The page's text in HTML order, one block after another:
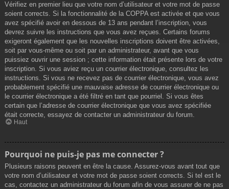
Vérifiez en premier lieu que votre nom d’utilisateur et votre mot de passe
soient corrects. Si la fonctionnalité de la COPPA est activée et que vous
avez spécifié avoir en dessous de 13 ans pendant l’inscription, vous
devrez suivre les instructions que vous avez reçues. Certains forums
exigeront également que les nouvelles inscriptions doivent être activées,
soit par vous-même ou soit par un administrateur, avant que vous
puissiez ouvrir une session ; cette information était présente lors de votre
inscription. Si vous aviez reçu un courrier électronique, consultez les
instructions. Si vous ne recevez pas de courrier électronique, vous avez
probablement spécifié une mauvaise adresse de courrier électronique ou
le courrier électronique a été filtré en tant que pourriel. Si vous êtes
certain que l’adresse de courrier électronique que vous avez spécifiée
était correcte, essayez de contacter un administrateur du forum.
Haut
Pourquoi ne puis-je pas me connecter ?
Plusieurs raisons peuvent en être la cause. Assurez-vous avant tout que
votre nom d’utilisateur et votre mot de passe soient corrects. Si tel est le
cas, contactez un administrateur du forum afin de vous assurer de ne pas